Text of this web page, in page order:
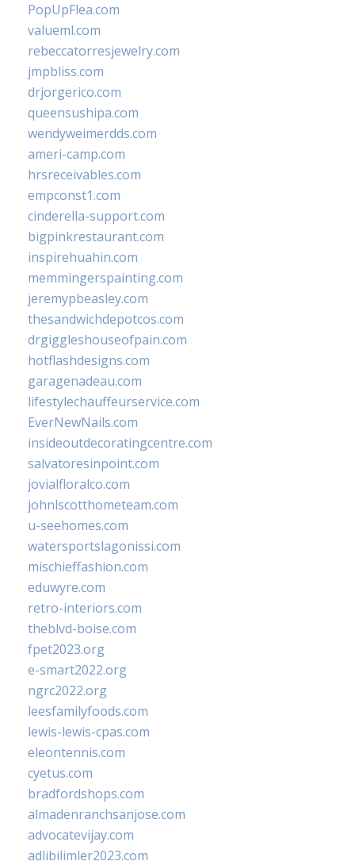
PopUpFlea.com
valueml.com
rebeccatorresjewelry.com
jmpbliss.com
drjorgerico.com
queensushipa.com
wendyweimerdds.com
ameri-camp.com
hrsreceivables.com
empconst1.com
cinderella-support.com
bigpinkrestaurant.com
inspirehuahin.com
memmingerspainting.com
jeremypbeasley.com
thesandwichdepotcos.com
drgiggleshouseofpain.com
hotflashdesigns.com
garagenadeau.com
lifestylechauffeurservice.com
EverNewNails.com
insideoutdecoratingcentre.com
salvatoresinpoint.com
jovialfloralco.com
johnlscotthometeam.com
u-seehomes.com
watersportslagonissi.com
mischieffashion.com
eduwyre.com
retro-interiors.com
theblvd-boise.com
fpet2023.org
e-smart2022.org
ngrc2022.org
leesfamilyfoods.com
lewis-lewis-cpas.com
eleontennis.com
cyetus.com
bradfordshops.com
almadenranchsanjose.com
advocatevijay.com
adlibilimler2023.com